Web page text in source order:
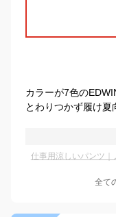
カラーが7色の
とわりつかず履け夏
仕事用涼しいパンツ｜
全て